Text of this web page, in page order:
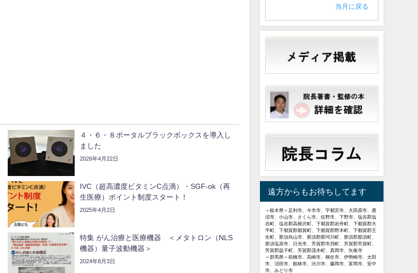
４・６・８ポータルブラックボックスを導入し
ました
2026年4月22日
IVC（超高濃度ビタミンC点滴）・SGF-ok（再
生医療）ポイント制度スタート！
2025年4月2日
特集 がん治療と医療機器 ＜メタトロン（NLS
機器）量子波動機器＞
2024年8月3日
当月に戻る
遠方からもお待ちしてます
＜栃木県＞足利市、今市市、宇都宮市、大田原市、鹿
沼市、小山市、さくら市、佐野市、下野市、塩谷郡塩
谷町、塩谷郡高根沢町、下都賀郡岩舟町、下都賀郡大
平町、下都賀郡都賀町、下都賀郡野木町、下都賀郡壬
生町、那須烏山市、那須郡那珂川町、那須郡那須町、
那須塩原市、日光市、芳賀郡市貝町、芳賀郡芳賀町、
芳賀郡益子町、芳賀郡茂木町、真岡市、矢板市
＜群馬県＞前橋市、高崎市、桐生市、伊勢崎市、太田
市、沼田市、館林市、渋川市、藤岡市、富岡市、安中
市、みどり市